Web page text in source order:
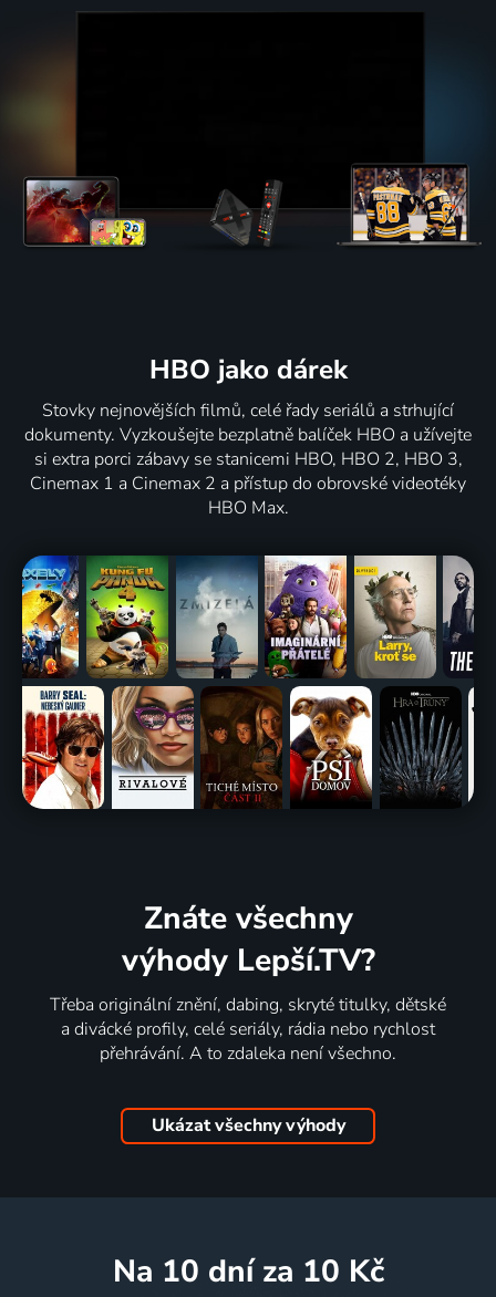
HBO jako dárek
Stovky nejnovějších filmů, celé řady seriálů a strhující
dokumenty. Vyzkoušejte bezplatně balíček HBO a užívejte
si extra porci zábavy se stanicemi HBO, HBO 2, HBO 3,
Cinemax 1 a Cinemax 2 a přístup do obrovské videotéky
HBO Max.
Znáte všechny
výhody Lepší.TV?
Třeba originální znění, dabing, skryté titulky, dětské
a divácké profily, celé seriály, rádia nebo rychlost
přehrávání. A to zdaleka není všechno.
Ukázat všechny výhody
na 10 dní za 10 Kč